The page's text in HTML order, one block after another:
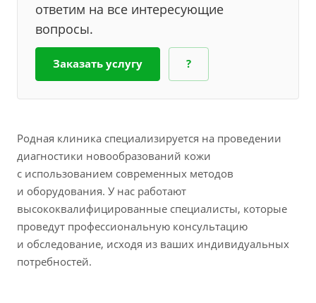
ответим на все интересующие
вопросы.
Заказать услугу ?
Родная клиника специализируется на проведении
диагностики новообразований кожи
с использованием современных методов
и оборудования. У нас работают
высококвалифицированные специалисты, которые
проведут профессиональную консультацию
и обследование, исходя из ваших индивидуальных
потребностей.